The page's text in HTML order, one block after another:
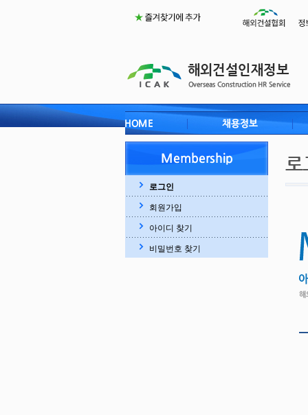
로그인
회원가입
아이디 찾기
비밀번호 찾기